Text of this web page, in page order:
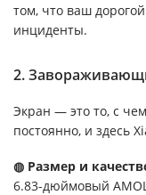
том, что ваш
инциденты.
2.
Экран — это то, с
постоянно, и здесь
◍ Размер и
6.83-дюймовый